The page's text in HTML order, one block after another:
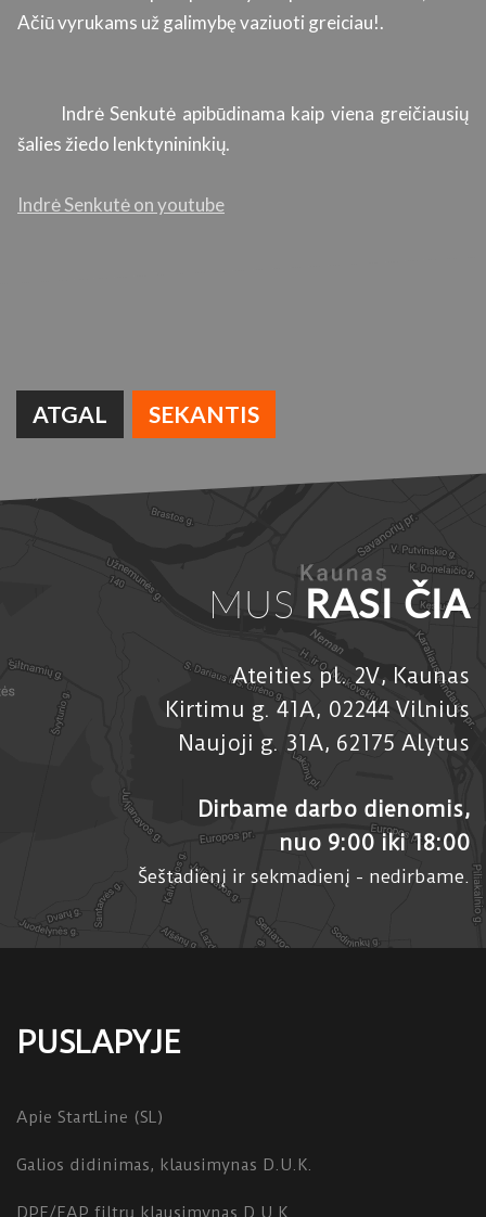
Ačiū vyrukams už galimybę vaziuoti greiciau!.
Indrė Senkutė apibūdinama kaip viena greičiausių
šalies žiedo lenktynininkių.
Indrė Senkutė on youtube
ATGAL SEKANTIS
MUS RASI ČIA
Ateities pl. 2V, Kaunas
Kirtimu g. 41A, 02244 Vilnius
Naujoji g. 31A, 62175 Alytus
Dirbame darbo dienomis,
nuo 9:00 iki 18:00
Šeštadienį ir sekmadienį - nedirbame.
PUSLAPYJE
Apie StartLine (SL)
Galios didinimas, klausimynas D.U.K.
DPF/FAP filtrų klausimynas D.U.K.